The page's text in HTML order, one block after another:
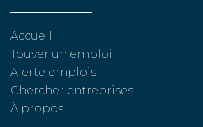
Accueil
Touver un emploi
Alerte emplois
Chercher entreprises
À propos